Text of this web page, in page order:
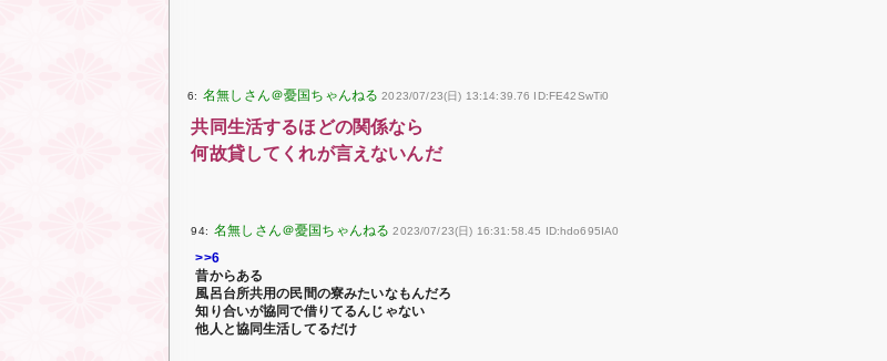
6: 2023/07/23(日) 13:14:39.76 ID:FE42SwTi0
共同生活するほどの関係なら
何故貸してくれが言えないんだ
94: 2023/07/23(日) 16:31:58.45 ID:hdo695IA0
>>6
昔からある
風呂台所共用の民間の寮みたいなもんだろ
知り合いが協同で借りてるんじゃない
他人と協同生活してるだけ